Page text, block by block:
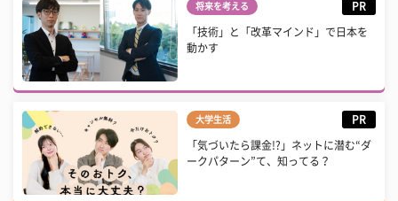
将来を考える PR
「技術」と「改革マインド」で日本を
動かす
大学生活 PR
「気づいたら課金!?」ネットに潜む“ダ
ークパターン”て、知ってる？